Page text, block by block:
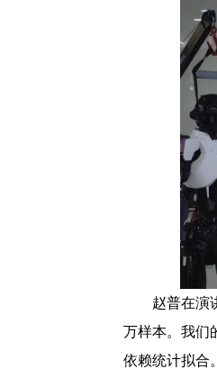
赵普在演
万样本。我们
依赖统计拟合